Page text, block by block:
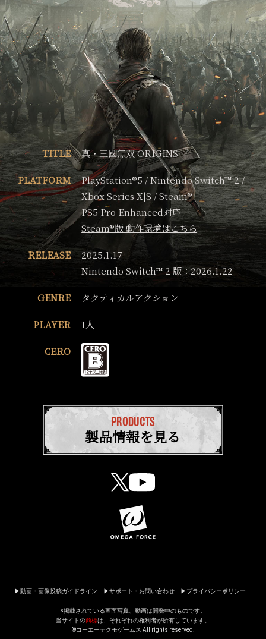
TITLE 真・三國無双 ORIGINS
PLATFORM
PlayStation®5 / Nintendo Switch™ 2 /
Xbox Series X|S / Steam®
PS5 Pro Enhanced対応
Steam®版 動作環境はこちら
RELEASE
2025.1.17
Nintendo Switch™ 2 版：2026.1.22
GENRE タクティカルアクション
PLAYER 1人
CERO
PRODUCTS
製品情報を見る
動画・画像投稿ガイドライン サポート・お問い合わせ プライバシーポリシー
※掲載されている画面写真、動画は開発中のものです。
当サイトの商標は、それぞれの権利者が所有しています。
©コーエーテクモゲームス All rights reserved.